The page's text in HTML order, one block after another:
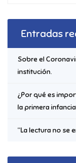
Entradas
Sobre el
institución.
¿Por qué es
la primera
“La lectura no se